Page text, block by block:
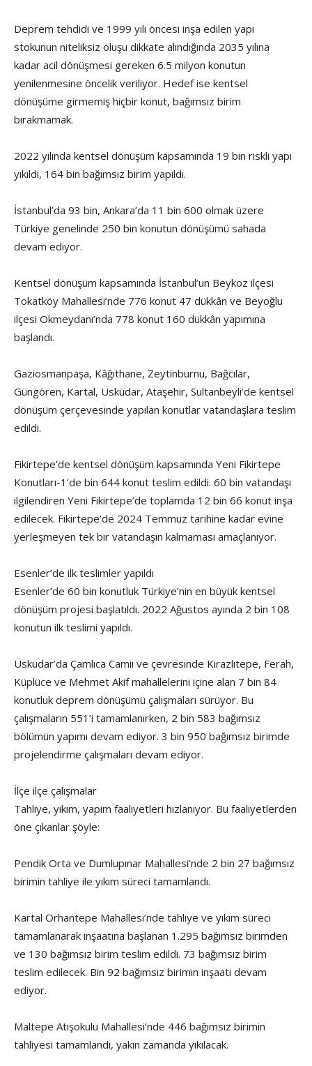
Deprem tehdidi ve 1999 yılı öncesi inşa edilen yapı
stokunun niteliksiz oluşu dikkate alındığında 2035 yılına
kadar acil dönüşmesi gereken 6.5 milyon konutun
yenilenmesine öncelik veriliyor. Hedef ise kentsel
dönüşüme girmemiş hiçbir konut, bağımsız birim
bırakmamak.
2022 yılında kentsel dönüşüm kapsamında 19 bin riskli yapı
yıkıldı, 164 bin bağımsız birim yapıldı.
İstanbul’da 93 bin, Ankara’da 11 bin 600 olmak üzere
Türkiye genelinde 250 bin konutun dönüşümü sahada
devam ediyor.
Kentsel dönüşüm kapsamında İstanbul’un Beykoz ilçesi
Tokatköy Mahallesi’nde 776 konut 47 dükkân ve Beyoğlu
ilçesi Okmeydanı’nda 778 konut 160 dükkân yapımına
başlandı.
Gaziosmanpaşa, Kâğıthane, Zeytinburnu, Bağcılar,
Güngören, Kartal, Üsküdar, Ataşehir, Sultanbeyli’de kentsel
dönüşüm çerçevesinde yapılan konutlar vatandaşlara teslim
edildi.
Fikirtepe’de kentsel dönüşüm kapsamında Yeni Fikirtepe
Konutları-1’de bin 644 konut teslim edildi. 60 bin vatandaşı
ilgilendiren Yeni Fikirtepe’de toplamda 12 bin 66 konut inşa
edilecek. Fikirtepe’de 2024 Temmuz tarihine kadar evine
yerleşmeyen tek bir vatandaşın kalmaması amaçlanıyor.
Esenler’de ilk teslimler yapıldı
Esenler’de 60 bin konutluk Türkiye’nin en büyük kentsel
dönüşüm projesi başlatıldı. 2022 Ağustos ayında 2 bin 108
konutun ilk teslimi yapıldı.
Üsküdar’da Çamlıca Camii ve çevresinde Kirazlıtepe, Ferah,
Küplüce ve Mehmet Akif mahallelerini içine alan 7 bin 84
konutluk deprem dönüşümü çalışmaları sürüyor. Bu
çalışmaların 551’i tamamlanırken, 2 bin 583 bağımsız
bölümün yapımı devam ediyor. 3 bin 950 bağımsız birimde
projelendirme çalışmaları devam ediyor.
İlçe ilçe çalışmalar
Tahliye, yıkım, yapım faaliyetleri hızlanıyor. Bu faaliyetlerden
öne çıkanlar şöyle:
Pendik Orta ve Dumlupınar Mahallesi’nde 2 bin 27 bağımsız
birimin tahliye ile yıkım süreci tamamlandı.
Kartal Orhantepe Mahallesi’nde tahliye ve yıkım süreci
tamamlanarak inşaatına başlanan 1.295 bağımsız birimden
ve 130 bağımsız birim teslim edildi. 73 bağımsız birim
teslim edilecek. Bin 92 bağımsız birimin inşaatı devam
ediyor.
Maltepe Atışokulu Mahallesi’nde 446 bağımsız birimin
tahliyesi tamamlandı, yakın zamanda yıkılacak.